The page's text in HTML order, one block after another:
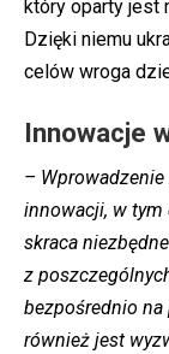
który oparty jest
Dzięki niemu
celów wroga
Innowacje
–
innowacji, w tym
skraca
z
bezpośrednio
również jest